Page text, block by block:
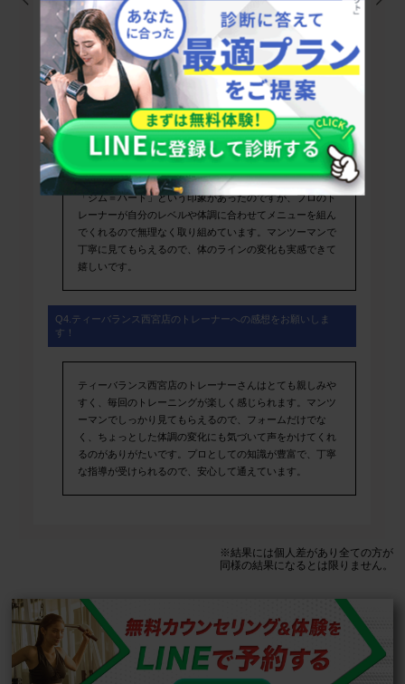
話を聞いていただけて信頼できる印象を持ちました。ジム
の雰囲気も落ち着いていて、営業時間も長く、家事の合間
や遅い時間にも通いやすい点も魅力でした。
Q3.ティーバランス西宮店のパーソナルトレーニングを受けた感
想は？
ティーバランス西宮店でのパーソナルトレーニングは、最
初のイメージとは違ってとても安心して受けられました。
「ジム＝ハード」という印象があったのですが、プロのト
レーナーが自分のレベルや体調に合わせてメニューを組ん
でくれるので無理なく取り組めています。マンツーマンで
丁寧に見てもらえるので、体のラインの変化も実感できて
嬉しいです。
Q4.ティーバランス西宮店のトレーナーへの感想をお願いしま
す！
ティーバランス西宮店のトレーナーさんはとても親しみや
すく、毎回のトレーニングが楽しく感じられます。マンツ
ーマンでしっかり見てもらえるので、フォームだけでな
く、ちょっとした体調の変化にも気づいて声をかけてくれ
るのがありがたいです。プロとしての知識が豊富で、丁寧
な指導が受けられるので、安心して通えています。
※結果には個人差があり全ての方が
同様の結果になるとは限りません。